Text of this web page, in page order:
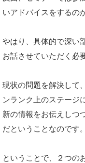
いアドバイスをするの
やはり、具体的で深い
お話させていただく必
現状の問題を解決して
ンランク上のステージ
新の情報をお伝えしつ
だということなのです。
ということで、２つの